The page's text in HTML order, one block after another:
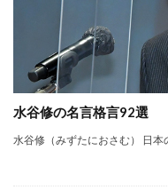
水谷修の名言格言92選
水谷修（みずたにおさむ） 日